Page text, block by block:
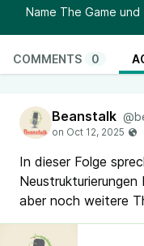
Name The Game
COMMENTS 0
Beanstalk
In dieser Folge
Neustrukturierungen
aber noch weitere